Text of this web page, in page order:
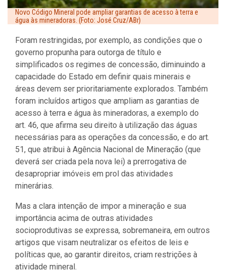
Novo Código Mineral pode ampliar garantias de acesso à terra e
água às mineradoras. (Foto: José Cruz/ABr)
Foram restringidas, por exemplo, as condições que o
governo propunha para outorga de título e
simplificados os regimes de concessão, diminuindo a
capacidade do Estado em definir quais minerais e
áreas devem ser prioritariamente explorados. Também
foram incluídos artigos que ampliam as garantias de
acesso à terra e água às mineradoras, a exemplo do
art. 46, que afirma seu direito à utilização das águas
necessárias para as operações da concessão, e do art.
51, que atribui à Agência Nacional de Mineração (que
deverá ser criada pela nova lei) a prerrogativa de
desapropriar imóveis em prol das atividades
minerárias.
Mas a clara intenção de impor a mineração e sua
importância acima de outras atividades
socioprodutivas se expressa, sobremaneira, em outros
artigos que visam neutralizar os efeitos de leis e
políticas que, ao garantir direitos, criam restrições à
atividade mineral.